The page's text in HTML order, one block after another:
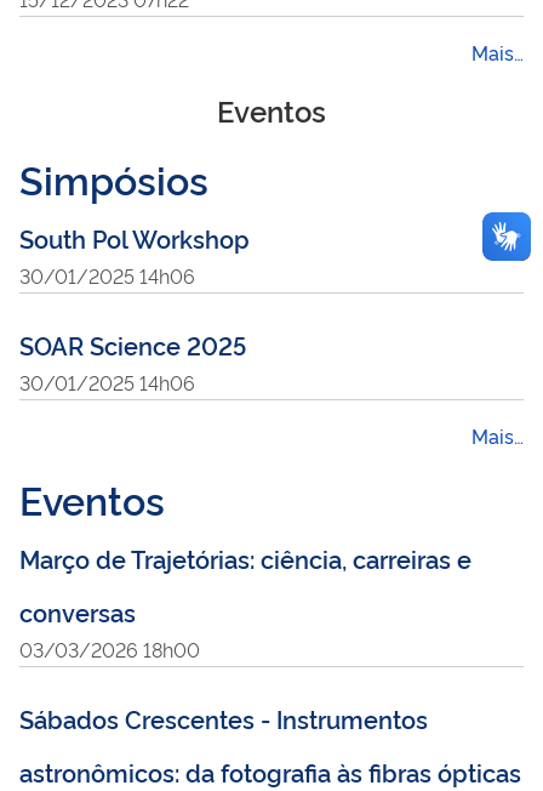
Mais…
Eventos
Simpósios
South Pol Workshop
30/01/2025 14h06
SOAR Science 2025
30/01/2025 14h06
Mais…
Eventos
Março de Trajetórias: ciência, carreiras e
conversas
03/03/2026 18h00
Sábados Crescentes - Instrumentos
astronômicos: da fotografia às fibras ópticas